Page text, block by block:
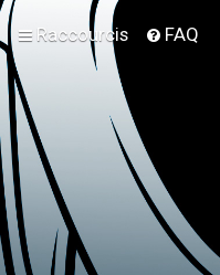
Raccourcis FAQ